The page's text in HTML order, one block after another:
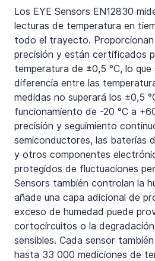
Los EYE Sensors EN12830
lecturas de temperatura en
todo el trayecto.
precisión y están certificados
temperatura de ±0,5 °C, lo que
diferencia entre las
medidas no superará los ±0,5
funcionamiento de -20 °C a
precisión y seguimiento
semiconductores, las baterías
y otros componentes
protegidos de fluctuaciones
Sensors también controlan la
añade una capa adicional de
exceso de humedad puede
cortocircuitos o la
sensibles. Cada sensor
hasta 33 000 mediciones de